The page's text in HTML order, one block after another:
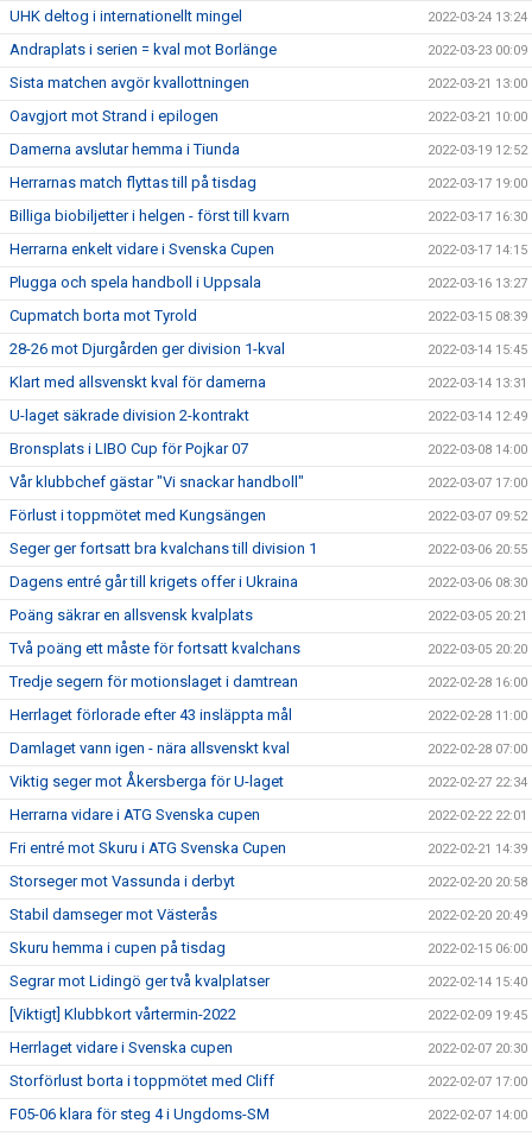
UHK deltog i internationellt mingel 2022-03-24 13:24
Andraplats i serien = kval mot Borlänge 2022-03-23 00:09
Sista matchen avgör kvallottningen 2022-03-21 13:00
Oavgjort mot Strand i epilogen 2022-03-21 10:00
Damerna avslutar hemma i Tiunda 2022-03-19 12:52
Herrarnas match flyttas till på tisdag 2022-03-17 19:00
Billiga biobiljetter i helgen - först till kvarn 2022-03-17 16:30
Herrarna enkelt vidare i Svenska Cupen 2022-03-17 14:15
Plugga och spela handboll i Uppsala 2022-03-16 13:27
Cupmatch borta mot Tyrold 2022-03-15 08:39
28-26 mot Djurgården ger division 1-kval 2022-03-14 15:45
Klart med allsvenskt kval för damerna 2022-03-14 13:31
U-laget säkrade division 2-kontrakt 2022-03-14 12:49
Bronsplats i LIBO Cup för Pojkar 07 2022-03-08 14:00
Vår klubbchef gästar "Vi snackar handboll" 2022-03-07 17:00
Förlust i toppmötet med Kungsängen 2022-03-07 09:52
Seger ger fortsatt bra kvalchans till division 1 2022-03-06 20:55
Dagens entré går till krigets offer i Ukraina 2022-03-06 08:30
Poäng säkrar en allsvensk kvalplats 2022-03-05 20:21
Två poäng ett måste för fortsatt kvalchans 2022-03-05 20:20
Tredje segern för motionslaget i damtrean 2022-02-28 16:00
Herrlaget förlorade efter 43 insläppta mål 2022-02-28 11:00
Damlaget vann igen - nära allsvenskt kval 2022-02-28 07:00
Viktig seger mot Åkersberga för U-laget 2022-02-27 22:34
Herrarna vidare i ATG Svenska cupen 2022-02-22 22:01
Fri entré mot Skuru i ATG Svenska Cupen 2022-02-21 14:39
Storseger mot Vassunda i derbyt 2022-02-20 20:58
Stabil damseger mot Västerås 2022-02-20 20:49
Skuru hemma i cupen på tisdag 2022-02-15 06:00
Segrar mot Lidingö ger två kvalplatser 2022-02-14 15:40
[Viktigt] Klubbkort vårtermin-2022 2022-02-09 19:45
Herrlaget vidare i Svenska cupen 2022-02-07 20:30
Storförlust borta i toppmötet med Cliff 2022-02-07 17:00
F05-06 klara för steg 4 i Ungdoms-SM 2022-02-07 14:00